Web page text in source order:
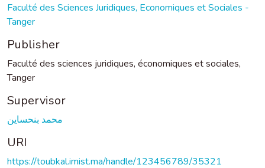
Faculté des Sciences Juridiques, Economiques et Sociales -
Tanger
Publisher
Faculté des sciences juridiques, économiques et sociales,
Tanger
Supervisor
محمد بنحساين
URI
https://toubkal.imist.ma/handle/123456789/35321